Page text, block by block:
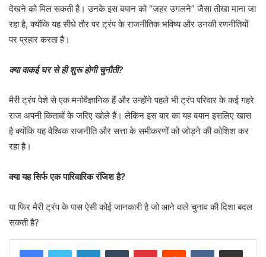
देखने को मिल सकती है। उनके इस बयान को “जहर उगलने” जैसा तीखा माना जा
रहा है, क्योंकि यह सीधे तौर पर ट्रंप के राजनीतिक भविष्य और उनकी रणनीतियों
पर प्रहार करता है।
क्या वाकई घर से ही शुरू होगी चुनौती?
मैरी ट्रंप पेशे से एक मनोवैज्ञानिक हैं और उन्होंने पहले भी ट्रंप परिवार के कई गहरे
राज अपनी किताबों के जरिए खोले हैं। लेकिन इस बार का यह बयान इसलिए खास
है क्योंकि यह वैश्विक राजनीति और सत्ता के समीकरणों को जोड़ने की कोशिश कर
रहा है।
क्या यह सिर्फ एक पारिवारिक रंजिश है?
या फिर मैरी ट्रंप के पास ऐसी कोई जानकारी है जो आने वाले चुनाव की दिशा बदल
सकती है?
LinkedInTumblr PinterestReddit VKontakteShare via Email